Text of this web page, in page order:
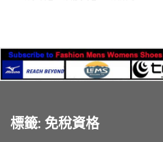
標籤: 免稅資格